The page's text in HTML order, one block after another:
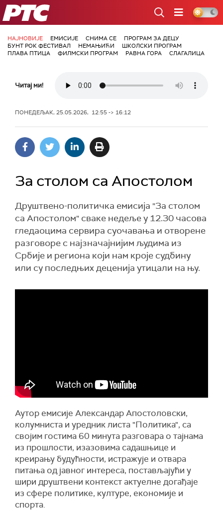
РТС
НАЈНОВИЈЕ ЕМИСИЈЕ СНИМА СЕ
ПРОГРАМ ЗА ДЕЦУ
БУНТ РОК ФЕСТИВАЛ
НЕМАЊИЋИ
ШКОЛСКИ ПРОГРАМ
ПЛАВА ПТИЦА
ФИЛМСКИ ПРОГРАМ РАВНА ГОРА СЛАГАЛИЦА
Читај ми!
ПОНЕДЕЉАК, 25.05.2026, 12:55 -> 16:12
За столом са Апостолом
Друштвено-политичка емисија "За столом
са Апостолом" сваке недеље у 12.30 часова
гледаоцима сервира суочавања и отворене
разговоре с најзначајнијим људима из
Србије и региона који нам кроје судбину
или су последњих деценија утицали на њу.
Аутор емисије Александар Апостоловски,
колумниста и уредник листа "Политика", са
својим гостима 60 минута разговара о тајнама
из прошлости, изазовима садашњице и
креирању будућности, истражује и отвара
питања од јавног интереса, постављајући у
шири друштвени контекст актуелне догађаје
из сфере политике, културе, економије и
спорта.